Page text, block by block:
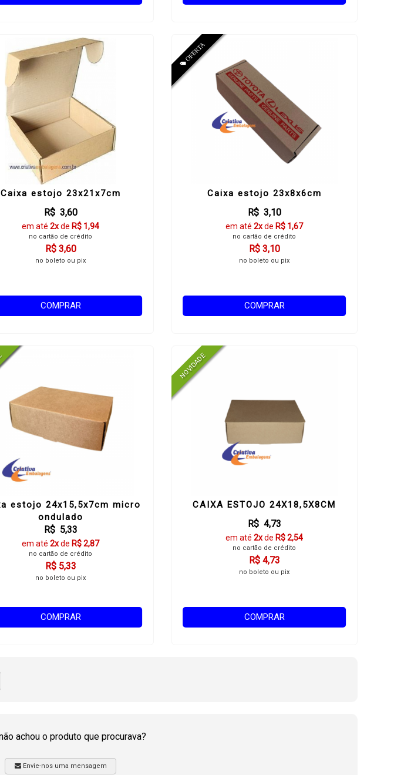
Caixa estojo 23x21x7cm
R$ 3,60
em até2xde R$ 1,94
no cartão de crédito
R$ 3,60
no boleto ou pix
COMPRAR
Caixa estojo 23x8x6cm
R$ 3,10
em até2xde R$ 1,67
no cartão de crédito
R$ 3,10
no boleto ou pix
COMPRAR
estojo 24x15,5x7cm micro
ondulado
R$ 5,33
em até2xde R$ 2,87
no cartão de crédito
R$ 5,33
no boleto ou pix
COMPRAR
CAIXA ESTOJO 24X18,5X8CM
R$ 4,73
em até2xde R$ 2,54
no cartão de crédito
R$ 4,73
no boleto ou pix
COMPRAR
achou o produto que procurava?
Envie-nos uma mensagem